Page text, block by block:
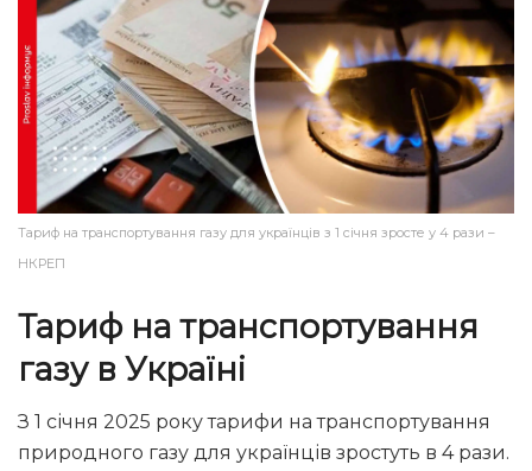
Тариф на транспортування газу для українців з 1 січня зросте у 4 рази –
НКРЕП
Тариф на транспортування
газу в Україні
З 1 січня 2025 року тарифи на транспортування
природного газу для українців зростуть в 4 рази.